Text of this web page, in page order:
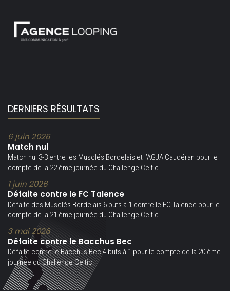
DERNIERS RÉSULTATS
6 juin 2026
Match nul
Match nul 3-3 entre les Musclés Bordelais et l’AGJA Caudéran pour le
compte de la 22 ème journée du Challenge Celtic.
1 juin 2026
Défaite contre le FC Talence
Défaite des Musclés Bordelais 6 buts à 1 contre le FC Talence pour le
compte de la 21 ème journée du Challenge Celtic.
3 mai 2026
Défaite contre le Bacchus Bec
Défaite contre le Bacchus Bec 4 buts à 1 pour le compte de la 20 ème
journée du Challenge Celtic.